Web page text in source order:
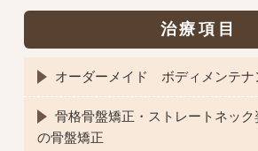
治療項目
オーダーメイド ボディメンテナ
骨格骨盤矯正・ストレートネッ
の骨盤矯正